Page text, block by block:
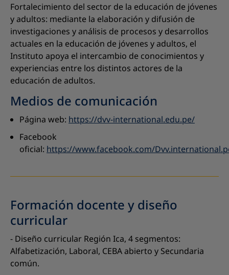
Fortalecimiento del sector de la educación de jóvenes
y adultos: mediante la elaboración y difusión de
investigaciones y análisis de procesos y desarrollos
actuales en la educación de jóvenes y adultos, el
Instituto apoya el intercambio de conocimientos y
experiencias entre los distintos actores de la
educación de adultos.
Medios de comunicación
Página web: https://dvv-international.edu.pe/
Facebook
oficial: https://www.facebook.com/
Formación docente y diseño
curricular
- Diseño curricular Región Ica, 4 segmentos:
Alfabetización, Laboral, CEBA abierto y Secundaria
común.